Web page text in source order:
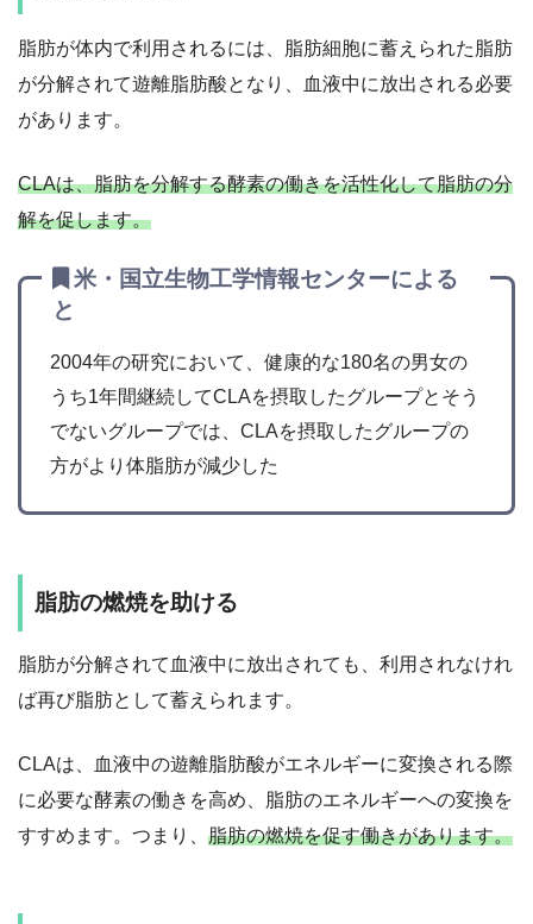
脂肪が体内で利用されるには、脂肪細胞に蓄えられた脂肪
が分解されて遊離脂肪酸となり、血液中に放出される必要
があります。
CLAは、脂肪を分解する酵素の働きを活性化して脂肪の分
解を促します。
米・国立生物工学情報センターによる
と
2004年の研究において、健康的な180名の男女の
うち1年間継続してCLAを摂取したグループとそう
でないグループでは、CLAを摂取したグループの
方がより体脂肪が減少した
脂肪の燃焼を助ける
脂肪が分解されて血液中に放出されても、利用されなけれ
ば再び脂肪として蓄えられます。
CLAは、血液中の遊離脂肪酸がエネルギーに変換される際
に必要な酵素の働きを高め、脂肪のエネルギーへの変換を
すすめます。つまり、 脂肪の燃焼を促す働きがあります。